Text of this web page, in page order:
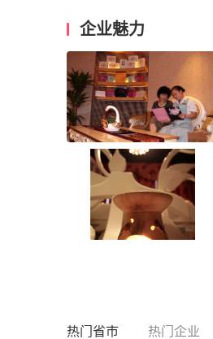
企业魅力
热门省市 热门企业